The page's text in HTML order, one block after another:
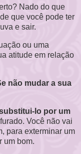
Nado do que
que você pode ter
e sair.
ou uma
atitude em relação
não mudar a sua
lo por um
Você não vai
para exterminar um
um bom.